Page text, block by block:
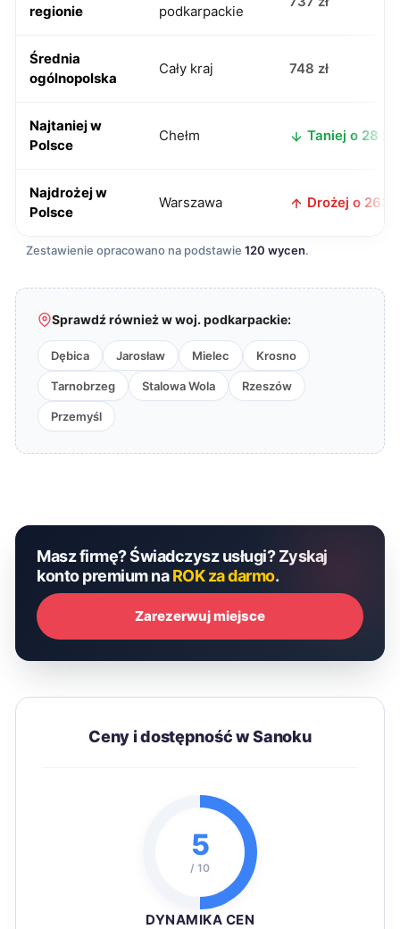
regionie podkarpackie
Średnia
ogólnopolska
Cały kraj 748 zł
Najtaniej w
Polsce
Chełm Taniej o 28 zł
Najdrożej w
Polsce
Warszawa Drożej o 263
Zestawienie opracowano na podstawie 120 wycen.
Sprawdź również w woj. podkarpackie:
Dębica Jarosław Mielec Krosno
Tarnobrzeg Stalowa Wola Rzeszów
Przemyśl
Masz firmę? Świadczysz usługi? Zyskaj
konto premium naROK za darmo.
Zarezerwuj miejsce
Ceny i dostępność w Sanoku
5
/ 10
DYNAMIKA CEN